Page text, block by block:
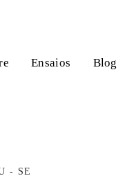
Ensaios Blog
- SE